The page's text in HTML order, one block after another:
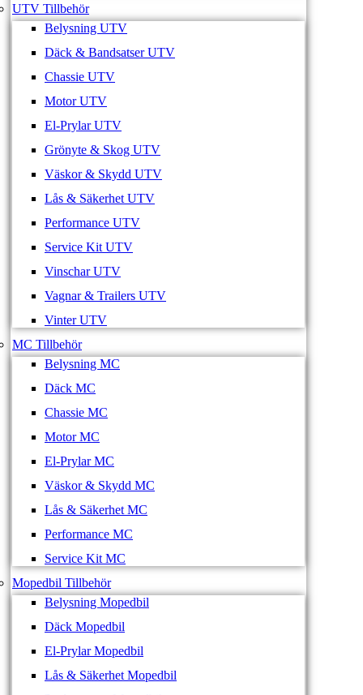
UTV Tillbehör
Belysning UTV
Däck & Bandsatser UTV
Chassie UTV
Motor UTV
El-Prylar UTV
Grönyte & Skog UTV
Väskor & Skydd UTV
Lås & Säkerhet UTV
Performance UTV
Service Kit UTV
Vinschar UTV
Vagnar & Trailers UTV
Vinter UTV
MC Tillbehör
Belysning MC
Däck MC
Chassie MC
Motor MC
El-Prylar MC
Väskor & Skydd MC
Lås & Säkerhet MC
Performance MC
Service Kit MC
Mopedbil Tillbehör
Belysning Mopedbil
Däck Mopedbil
El-Prylar Mopedbil
Lås & Säkerhet Mopedbil